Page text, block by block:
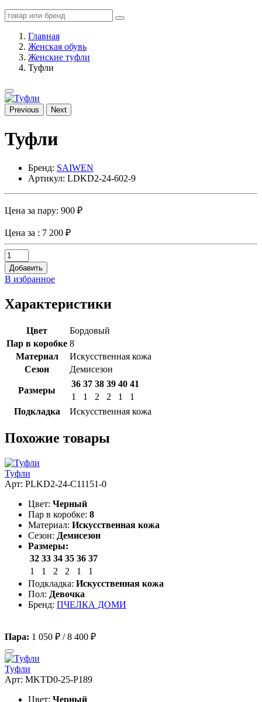
Главная
Женская обувь
Женские туфли
Туфли
Previous Next
Туфли
Бренд: SAIWEN
Артикул: LDKD2-24-602-9
Цена за пару: 900 ₽
Цена за : 7 200 ₽
Добавить
В избранное
Характеристики
Цвет
Бордовый
Пар в коробке 8
Материал
Искусственная кожа
Сезон
Демисезон
Размеры
36 37 38 39 40 41
1
1 2 2 1
1
Подкладка
Искусственная кожа
Похожие товары
Туфли
Арт: PLKD2-24-C11151-0
Цвет: Черный
Пар в коробке: 8
Материал: Искусственная кожа
Сезон: Демисезон
Размеры:
32 33 34 35 36 37
1
1 2 2 1
1
Подкладка: Искусственная кожа
Пол: Девочка
Бренд: ПЧЕЛКА ДОМИ
Пара: 1 050 ₽ /8 400 ₽
Туфли
Арт: MKTD0-25-P189
Цвет: Черный